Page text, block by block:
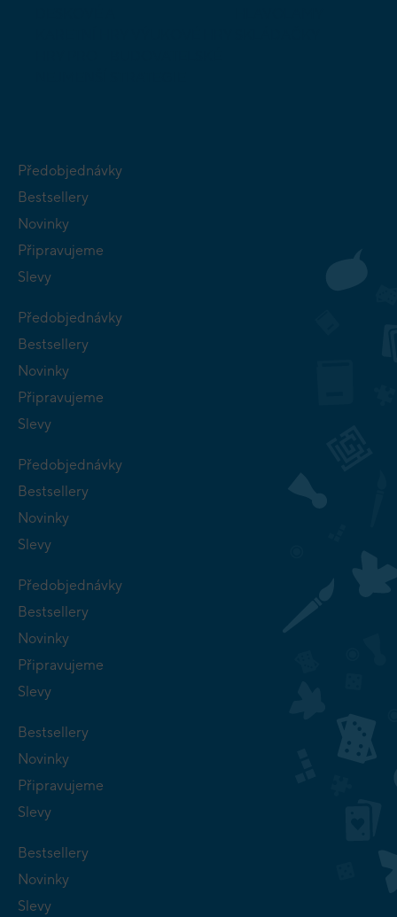
Předobjednávky
Bestsellery
Novinky
Připravujeme
Slevy
Předobjednávky
Bestsellery
Novinky
Připravujeme
Slevy
Předobjednávky
Bestsellery
Novinky
Slevy
Předobjednávky
Bestsellery
Novinky
Připravujeme
Slevy
Bestsellery
Novinky
Připravujeme
Slevy
Bestsellery
Novinky
Slevy